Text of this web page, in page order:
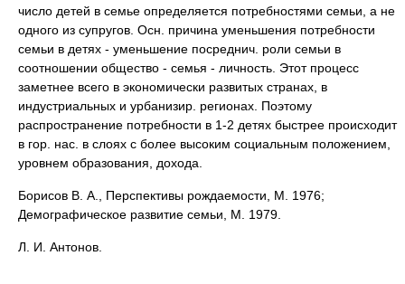
число детей в семье определяется потребностями семьи, а не
одного из супругов. Осн. причина уменьшения потребности
семьи в детях - уменьшение посреднич. роли семьи в
соотношении общество - семья - личность. Этот процесс
заметнее всего в экономически развитых странах, в
индустриальных и урбанизир. регионах. Поэтому
распространение потребности в 1-2 детях быстрее происходит
в гор. нас. в слоях с более высоким социальным положением,
уровнем образования, дохода.
Борисов В. А., Перспективы рождаемости, М. 1976;
Демографическое развитие семьи, М. 1979.
Л. И. Антонов.